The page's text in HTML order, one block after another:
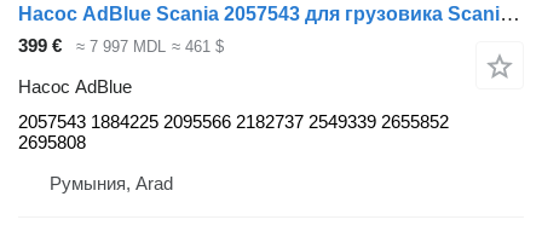
Насос AdBlue Scania 2057543 для грузовика Scania SERIE G
399 € ≈ 7 997 MDL ≈ 461 $
Насос AdBlue
2057543 1884225 2095566 2182737 2549339 2655852
2695808
Румыния, Arad